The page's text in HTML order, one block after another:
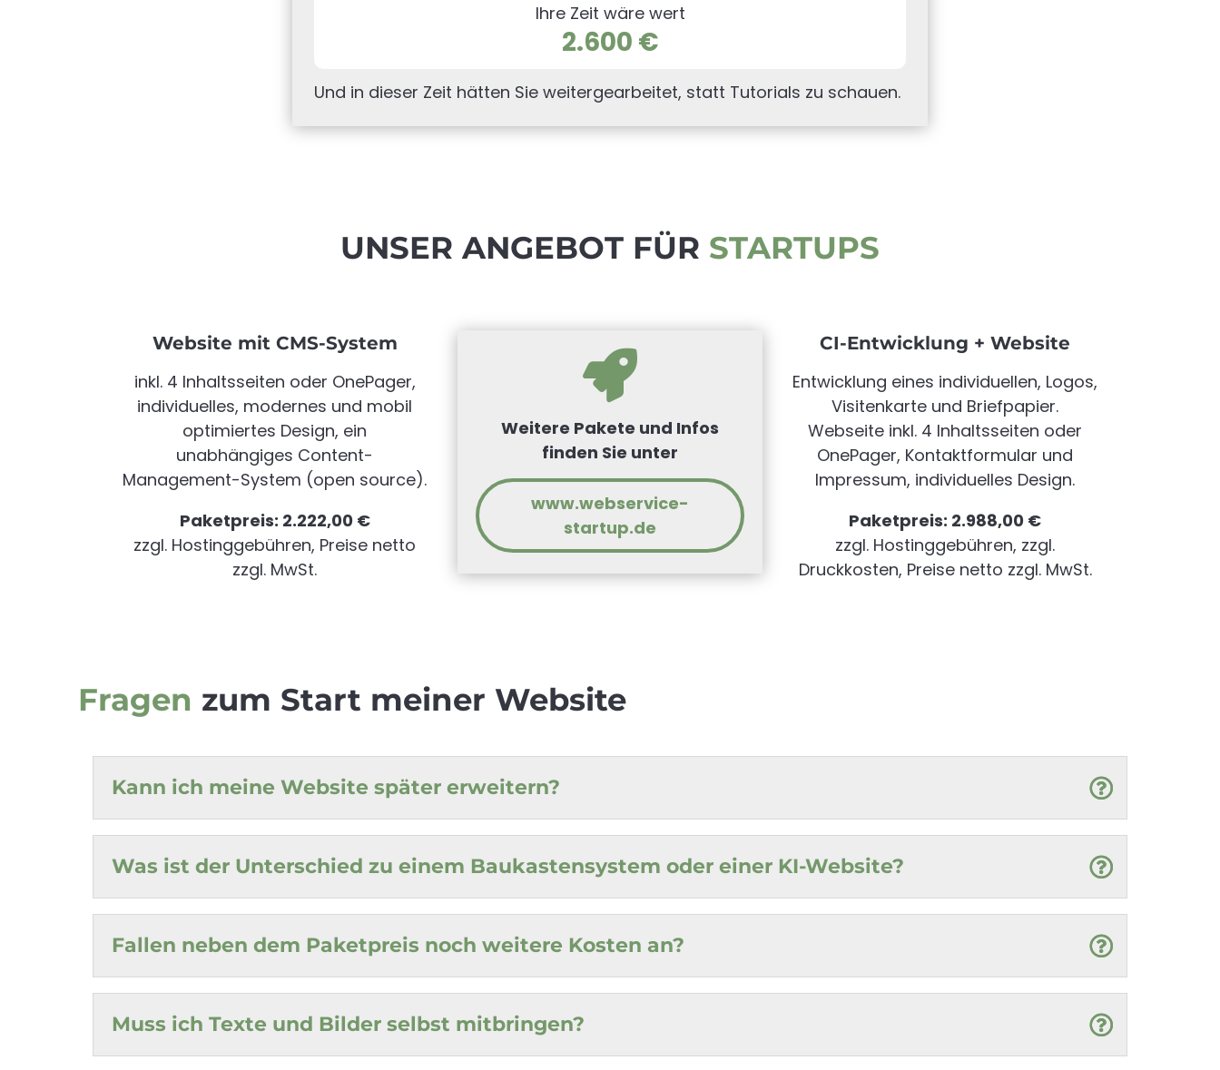
Ihre Zeit wäre wert
2.600 €
Und in dieser Zeit hätten Sie weitergearbeitet, statt Tutorials zu schauen.
UNSER ANGEBOT FÜR STARTUPS
Website mit CMS-System
inkl. 4 Inhaltsseiten oder OnePager,
individuelles, modernes und mobil
optimiertes Design, ein
unabhängiges Content-
Management-System (open source).
Paketpreis: 2.222,00 €
zzgl. Hostinggebühren, Preise netto
zzgl. MwSt.

Weitere Pakete und Infos
finden Sie unter
www.webservice-
startup.de
CI-Entwicklung + Website
Entwicklung eines individuellen, Logos,
Visitenkarte und Briefpapier.
Webseite inkl. 4 Inhaltsseiten oder
OnePager, Kontaktformular und
Impressum, individuelles Design.
Paketpreis: 2.988,00 €
zzgl. Hostinggebühren, zzgl.
Druckkosten, Preise netto zzgl. MwSt.
Fragen zum Start meiner Website
Kann ich meine Website später erweitern?
Was ist der Unterschied zu einem Baukastensystem oder einer KI-Website?
Fallen neben dem Paketpreis noch weitere Kosten an?
Muss ich Texte und Bilder selbst mitbringen?